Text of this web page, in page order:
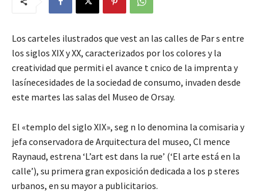
Los carteles ilustrados que vest an las calles de Par s entre
los siglos XIX y XX, caracterizados por los colores y la
creatividad que permiti el avance t cnico de la imprenta y
lasínecesidades de la sociedad de consumo, invaden desde
este martes las salas del Museo de Orsay.
El «templo del siglo XIX», seg n lo denomina la comisaria y
jefa conservadora de Arquitectura del museo, Cl mence
Raynaud, estrena ‘L’art est dans la rue’ (‘El arte está en la
calle’), su primera gran exposición dedicada a los p steres
urbanos, en su mayor a publicitarios.